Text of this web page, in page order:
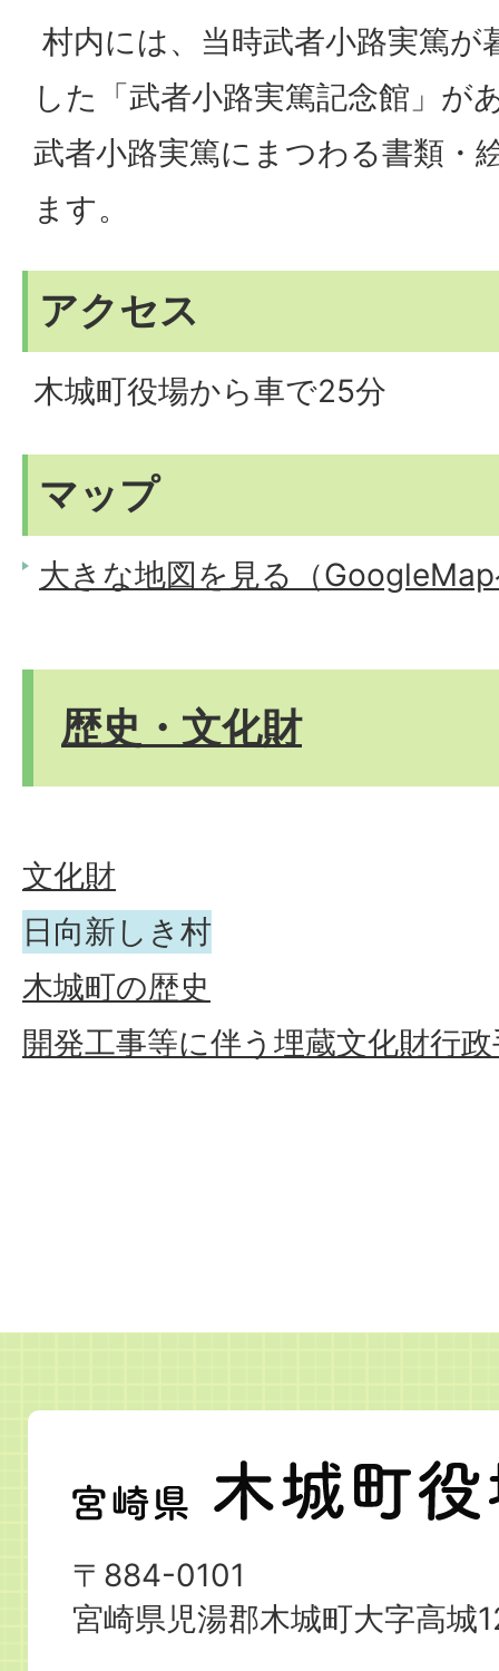
村内には、当時武者小路実篤
した「武者小路実篤記念館」が
武者小路実篤にまつわる書類・
ます。
アクセス
木城町役場から車で25分
マップ
大きな地図を見る（
歴史・文化財
文化財
日向新しき村
木城町の歴史
開発工事等に伴う埋蔵文化財行
宮
崎
県
木
〒884-0101
宮崎県児湯郡木城町大字高城